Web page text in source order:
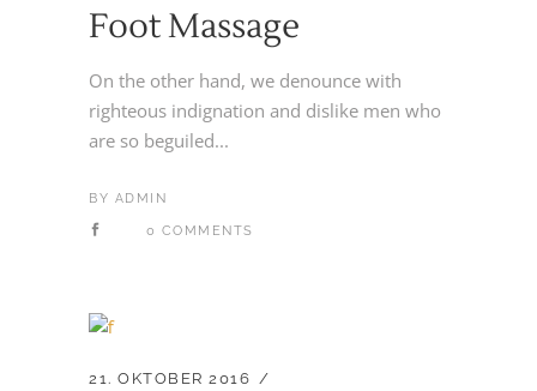
Foot Massage
On the other hand, we denounce with
righteous indignation and dislike men who
are so beguiled...
BY ADMIN
0 COMMENTS
21. OKTOBER 2016